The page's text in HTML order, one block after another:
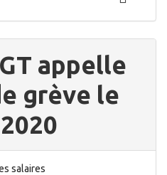
appelle
grève le
salaires